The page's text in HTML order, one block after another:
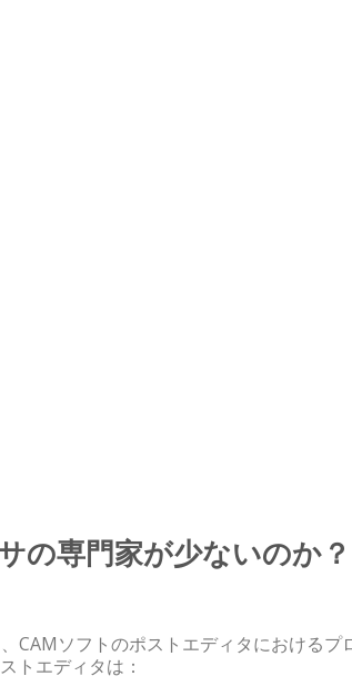
の専門家が少ないのか？
CAMソフトのポストエディタにおけるプ
トエディタは：